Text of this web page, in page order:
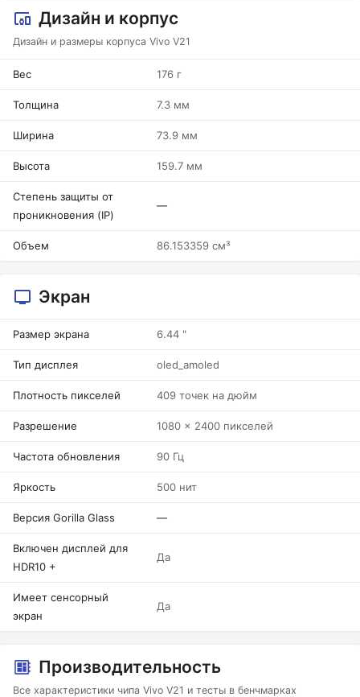
Дизайн и корпус
Дизайн и размеры корпуса Vivo V21
Вес 176 г
Толщина 7.3 мм
Ширина 73.9 мм
Высота 159.7 мм
Степень защиты от
проникновения (IP)
—
Объем 86.153359 см³
Экран
Размер экрана 6.44 "
Тип дисплея oled_amoled
Плотность пикселей 409 точек на дюйм
Разрешение 1080 x 2400 пикселей
Частота обновления 90 Гц
Яркость 500 нит
Версия Gorilla Glass —
Включен дисплей для
HDR10 +
Да
Имеет сенсорный
экран
Да
Производительность
Все характеристики чипа Vivo V21 и тесты в бенчмарках